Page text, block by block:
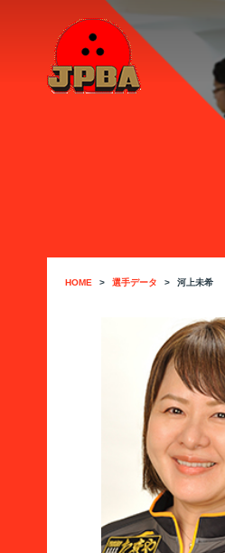
HOME 選手データ 河上未希